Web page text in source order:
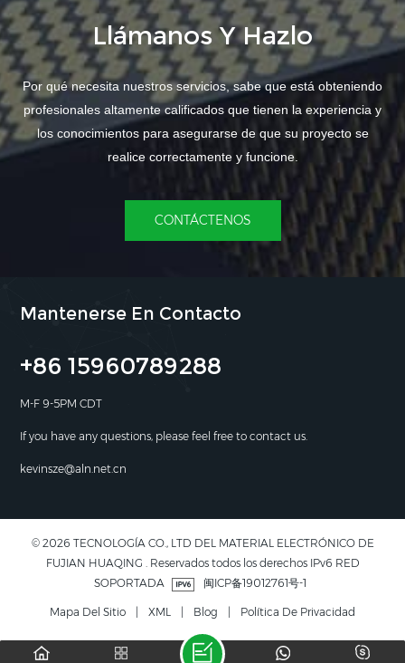
Llámanos Y Hazlo
Por qué necesita nuestros servicios, sabe que está obteniendo
profesionales altamente calificados que tienen la experiencia y
los conocimientos para asegurarse de que su proyecto se
realice correctamente y funcione.
CONTÁCTENOS
Mantenerse En Contacto
+86 15960789288
M-F 9-5PM CDT
If you have any questions, please feel free to contact us.
kevinsze@aln.net.cn
© 2026 TECNOLOGÍA CO., LTD DEL MATERIAL ELECTRÓNICO DE
FUJIAN HUAQING . Reservados todos los derechos IPv6 RED
SOPORTADA
闽ICP备19012761号-1
Mapa Del Sitio XML Blog Política De Privacidad